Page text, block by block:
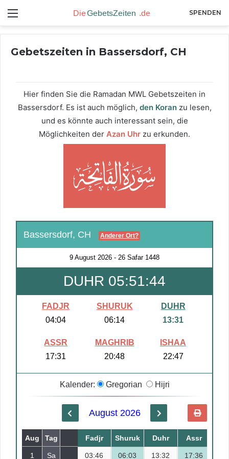
SPENDEN
Gebetszeiten in Bassersdorf, CH
Hier finden Sie die Ramadan MWL Gebetszeiten in
Bassersdorf. Es ist auch möglich, den Koranzu lesen,
und es könnte auch interessant sein, die
Möglichkeiten der Azan Uhr zu erkunden.
Bassersdorf, CH Anderer Ort?
9 August 2026 - 26 Safar 1448
DUHR 05:51:43
FADJR
04:04
SHURUK
06:14
DUHR
13:31
ASSR
17:31
MAGHRIB
20:48
ISHAA
22:47
Kalender: Gregorian Hijri
August 2026
Aug Tag Safar
1 Sa 18
Fadjr Shuruk Duhr Assr
03:46 06:03 13:32 17:36